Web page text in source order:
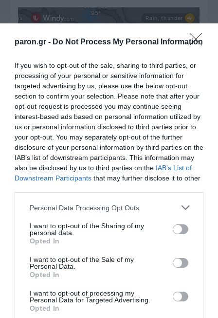
paron.gr - Do Not Process My Personal Information
If you wish to opt-out of the sale, sharing to third parties, or
processing of your personal or sensitive information for
targeted advertising by us, please use the below opt-out
section to confirm your selection. Please note that after your
opt-out request is processed you may continue seeing
interest-based ads based on personal information utilized by
us or personal information disclosed to third parties prior to
your opt-out. You may separately opt-out of the further
disclosure of your personal information by third parties on the
IAB’s list of downstream participants. This information may
also be disclosed by us to third parties on the IAB’s List of
Downstream Participants that may further disclose it to other
Please note that this website/app uses one or more Google
not limited to your visit or usage behaviour. You may click to
grant or deny consent to Google and its third-party tags to
use your data for below specified purposes in below Google
consent section.
Personal Data Processing Opt Outs
I want to opt-out of the Sharing of my
personal data.
Opted In
I want to opt-out of the Sale of my
Personal Data.
Opted In
I want to opt-out of processing my
Personal Data for Targeted Advertising.
Opted In
ΔΙΑΒΑΣΤΕ ΚΑΙ ΤΑ ΠΑΡΑΚΑΤΩ
Ο καιρός των επομένων ημερών: Κανονικός
Αύγουστος με δυνατούς βοριάδες και σταδιακή
άνοδο της θερμοκρασίας
LIVE: Η Θεία Λειτουργία της Μεταμορφώσεως του
Σωτήρος
Ορθόδοξοι υπάρχουν και στα Βαλκάνια, κύριοι του
ΥΠΕΞ!
Μεταμόρφωση του Σωτήρος: Τα έθιμα, ο
συμβολισμός και η αλλαγή του καιρού
Ήλιος και μάτια: Ο αόρατος κίνδυνος του
ΤΟ ΒΙΒΛΙΟ ΣΤΟ “Π”